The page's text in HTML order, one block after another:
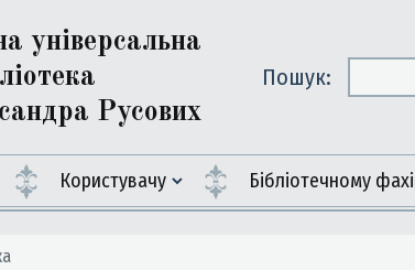
універсальна
Русових
Пошук:
Користувачу Бiблiотечному